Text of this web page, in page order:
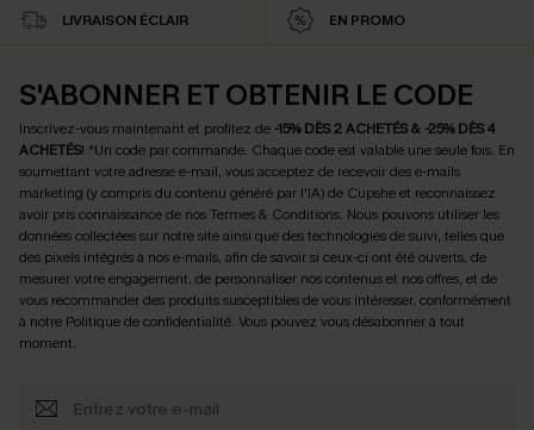
LIVRAISON ÉCLAIR EN PROMO
S'ABONNER ET OBTENIR LE CODE
Inscrivez-vous maintenant et profitez de -15% DÈS 2 ACHETÉS & -25% DÈS 4
ACHETÉS! *Un code par commande. Chaque code est valable une seule fois. En
soumettant votre adresse e-mail, vous acceptez de recevoir des e-mails
marketing (y compris du contenu généré par l'IA) de Cupshe et reconnaissez
avoir pris connaissance de nosTermes & Conditions. Nous pouvons utiliser les
données collectées sur notre site ainsi que des technologies de suivi, telles que
des pixels intégrés à nos e-mails, afin de savoir si ceux-ci ont été ouverts, de
mesurer votre engagement, de personnaliser nos contenus et nos offres, et de
vous recommander des produits susceptibles de vous intéresser, conformément
à notre Politique de confidentialité. Vous pouvez vous désabonner à tout
moment.